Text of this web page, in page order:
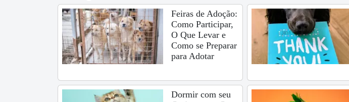
Feiras de Adoção:
Como Participar,
O Que Levar e
Como se Preparar
para Adotar
Dormir com seu